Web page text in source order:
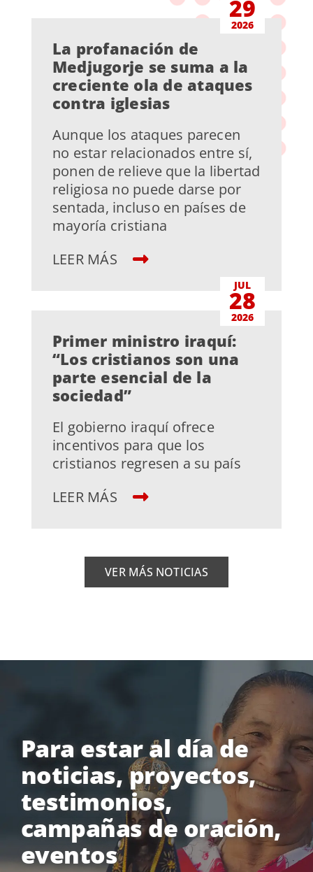
29
2026
La profanación de
Medjugorje se suma a la
creciente ola de ataques
contra iglesias
Aunque los ataques parecen
no estar relacionados entre sí,
ponen de relieve que la libertad
religiosa no puede darse por
sentada, incluso en países de
mayoría cristiana
LEER MÁS
JUL
28
2026
Primer ministro iraquí:
“Los cristianos son una
parte esencial de la
sociedad”
El gobierno iraquí ofrece
incentivos para que los
cristianos regresen a su país
LEER MÁS
VER MÁS NOTICIAS
Para estar al día de
noticias, proyectos,
testimonios,
campañas de oración,
eventos